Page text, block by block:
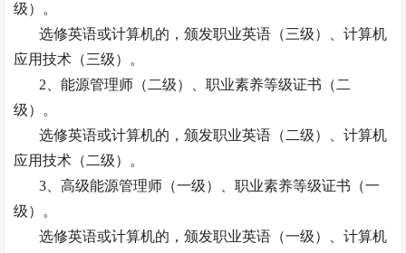
级）。
选修英语或计算机的，颁发职业英语（三级）、计算机
应用技术（三级）。
2、能源管理师（二级）
、职业素养等级证书（二
级）。
选修英语或计算机的，颁发职业英语（二级）、计算机
应用技术（二级）。
3、高级能源管理师（一级）
、职业素养等级证书（一
级）。
选修英语或计算机的，颁发职业英语（一级）、计算机